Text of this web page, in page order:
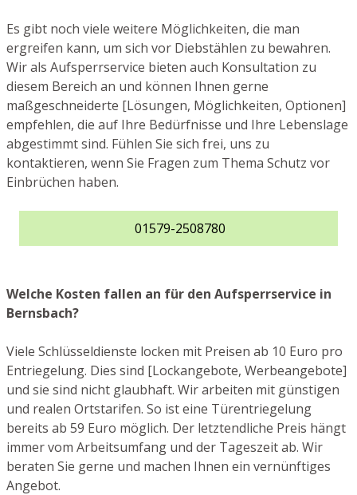
Es gibt noch viele weitere Möglichkeiten, die man
ergreifen kann, um sich vor Diebstählen zu bewahren.
Wir als Aufsperrservice bieten auch Konsultation zu
diesem Bereich an und können Ihnen gerne
maßgeschneiderte [Lösungen, Möglichkeiten, Optionen]
empfehlen, die auf Ihre Bedürfnisse und Ihre Lebenslage
abgestimmt sind. Fühlen Sie sich frei, uns zu
kontaktieren, wenn Sie Fragen zum Thema Schutz vor
Einbrüchen haben.
01579-2508780
Welche Kosten fallen an für den Aufsperrservice in
Bernsbach?
Viele Schlüsseldienste locken mit Preisen ab 10 Euro pro
Entriegelung. Dies sind [Lockangebote, Werbeangebote]
und sie sind nicht glaubhaft. Wir arbeiten mit günstigen
und realen Ortstarifen. So ist eine Türentriegelung
bereits ab 59 Euro möglich. Der letztendliche Preis hängt
immer vom Arbeitsumfang und der Tageszeit ab. Wir
beraten Sie gerne und machen Ihnen ein vernünftiges
Angebot.